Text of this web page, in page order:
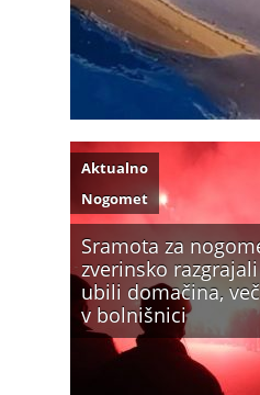
Sramota za
zverinsko
ubili domačina,
v bolnišnici
Aktualno
Nogomet